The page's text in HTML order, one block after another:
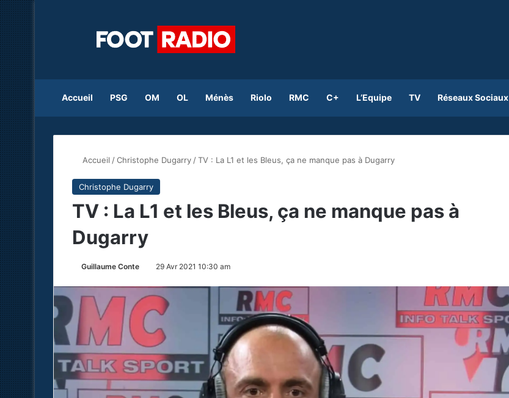
Accueil PSG OM OL Ménès Riolo RMC C+ L’Equipe TV Réseaux Sociaux
Accueil /Christophe Dugarry /TV : La L1 et les Bleus, ça ne manque pas à Dugarry
Christophe Dugarry
TV : La L1 et les Bleus, ça ne manque pas à
Dugarry
Guillaume Conte 29 Avr 2021 10:30 am